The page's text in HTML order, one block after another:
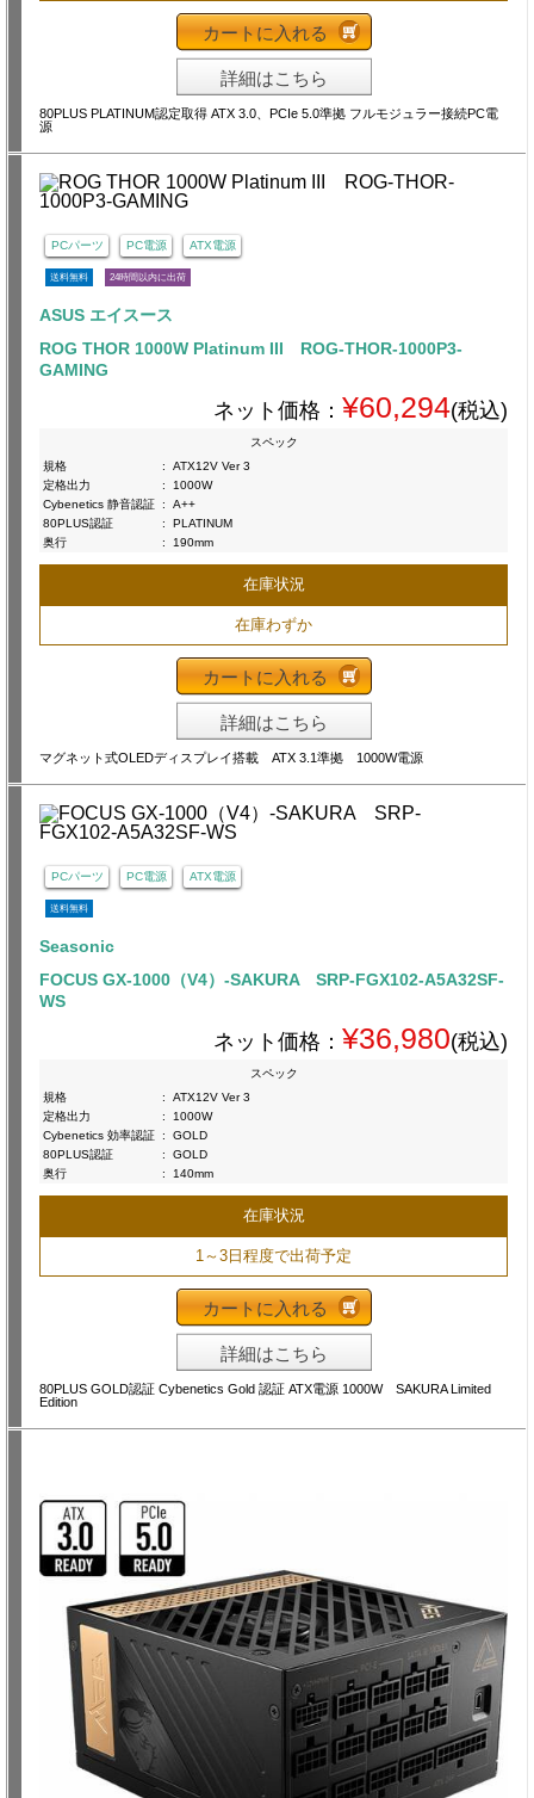
カートに入れる
詳細はこちら
80PLUS PLATINUM認定取得 ATX 3.0、PCIe 5.0準拠 フルモジュラー接続PC電
源
PCパーツ PC電源 ATX電源
送料無料 24時間以内に出荷
ASUS エイスース
ROG THOR 1000W Platinum III ROG-THOR-1000P3-
GAMING
ネット価格： ¥60,294(税込)
スペック
規格
:
ATX12V Ver 3
定格出力
:
1000W
Cybenetics 静音認証 :
A++
80PLUS認証
:
PLATINUM
奥行
: 190mm
在庫状況
在庫わずか
カートに入れる
詳細はこちら
マグネット式OLEDディスプレイ搭載 ATX 3.1準拠 1000W電源
PCパーツ PC電源 ATX電源
送料無料
Seasonic
FOCUS GX-1000（V4）-SAKURA SRP-FGX102-A5A32SF-
WS
ネット価格： ¥36,980(税込)
スペック
規格
:
ATX12V Ver 3
定格出力
:
1000W
Cybenetics 効率認証 :
GOLD
80PLUS認証
:
GOLD
奥行
: 140mm
在庫状況
1～3日程度で出荷予定
カートに入れる
詳細はこちら
80PLUS GOLD認証 Cybenetics Gold 認証 ATX電源 1000W SAKURA Limited
Edition